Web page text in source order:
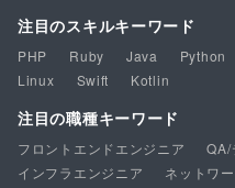
注目のスキルキーワード
PHP Ruby Java Python
Linux
Swift Kotlin
注目の職種キーワード
フロントエンドエンジニア
QA/
インフラエンジニア
ネットワ